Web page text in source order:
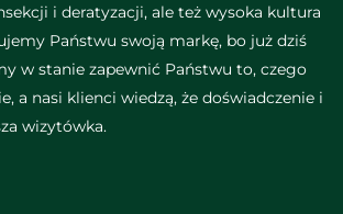
i deratyzacji, ale też wysoka kultura
Państwu swoją markę, bo już dziś
w stanie zapewnić Państwu to, czego
a nasi klienci wiedzą, że doświadczenie i
wizytówka.